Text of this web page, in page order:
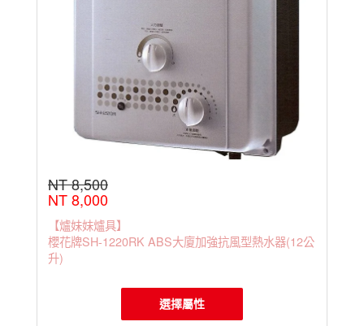
NT 8,500
NT 8,000
【爐妹妹爐具】
櫻花牌SH-1220RK ABS大廈加強抗風型熱水器(12公
升)
選擇屬性